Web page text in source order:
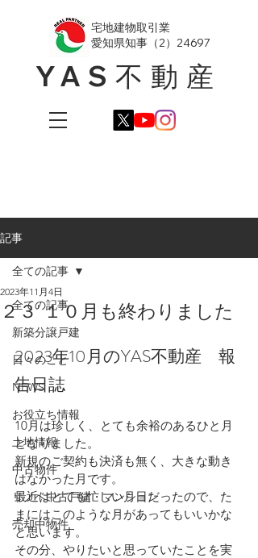
YAS不動産
​宅地建物取引業
愛知県知事（2）24697
記事
全ての記事
新築分譲戸建
日々のこと
NEWS
お役立ち情報
土地情報
中古物件
リノベ中古戸建・マンション
売却中物件
全ての記事
２３' １０月も終わりました
2023年11月4日
2023年10月のYAS不動産　報
告日誌
10月は珍しく、とても余裕のあるひと月
となりました。
新規のご契約も決済も無く、大きな動き
はなかった月です。
最近はとても忙しい月日だったので、た
まにはこのような月があってもいいかな
と思います。
その分、やりたいと思っていたことを実